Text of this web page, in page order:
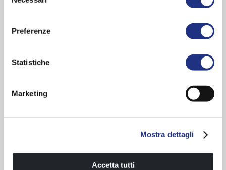
Preferenze
Statistiche
Marketing
Mostra dettagli
Accetta tutti
Calos 2.0 Iris